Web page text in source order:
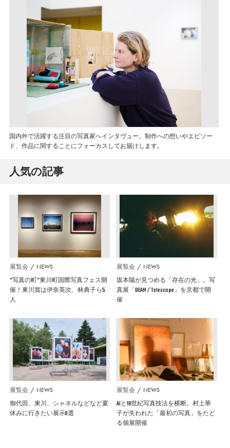
国内外で活躍する注目の写真家へインタヴュー。制作への想いやエピソー
ド、作品に関することにフォーカスしてお届けします。
人気の記事
展覧会 NEWS
”写真の町”東川町国際写真フェス開
催！東川賞は伊奈英次、林典子ら5
人
展覧会 NEWS
坂本陽が見つめる「存在の光」。写
真展「BEAM / Telescope」を京都で開
催
展覧会 NEWS
御代田、東川、シャネルなどなど夏
休みに行きたい展示6選
展覧会 NEWS
AIと19世紀写真技法を横断。村上華
子が失われた「最初の写真」をたど
る個展開催